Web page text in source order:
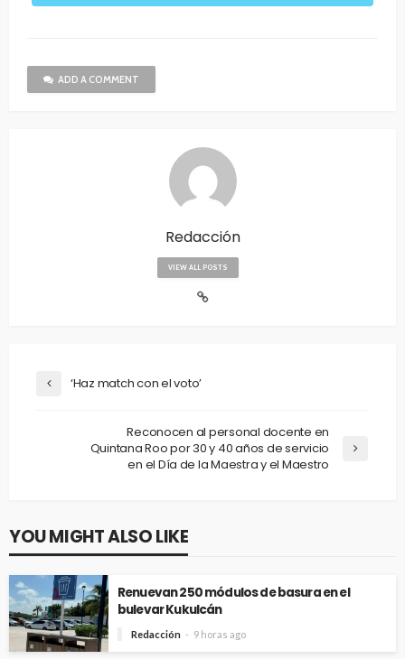
ADD A COMMENT
Redacción
VIEW ALL POSTS
‘Haz match con el voto’
Reconocen al personal docente en
Quintana Roo por 30 y 40 años de servicio
en el Día de la Maestra y el Maestro
YOU MIGHT ALSO LIKE
Renuevan 250 módulos de basura en el
bulevar Kukulcán
Redacción 9 horas ago